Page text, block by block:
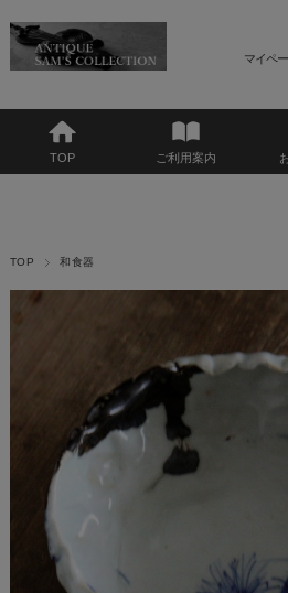
マイペ
TOP ご利用案内
TOP 和食器